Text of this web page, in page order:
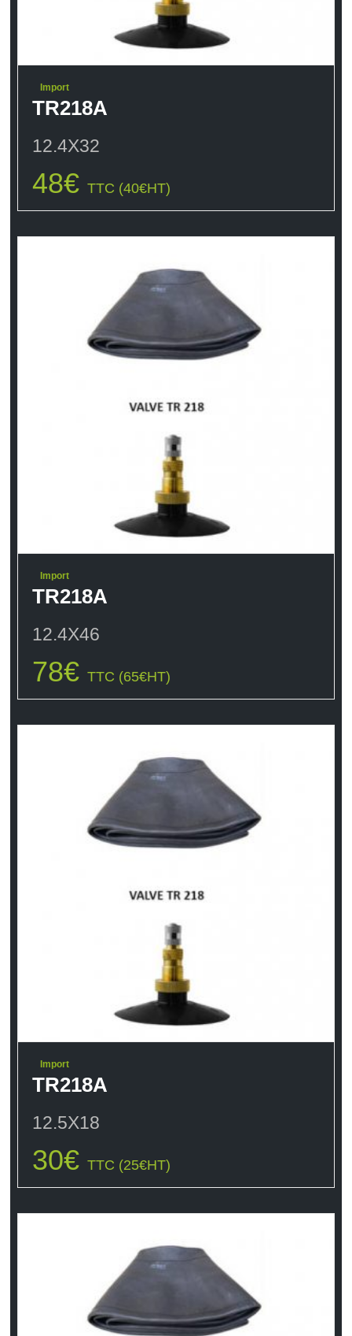
Import
TR218A
12.4X32
48€ TTC (40€HT)
Import
TR218A
12.4X46
78€ TTC (65€HT)
Import
TR218A
12.5X18
30€ TTC (25€HT)